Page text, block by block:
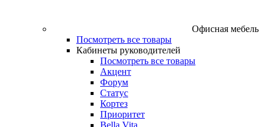
Офисная мебель
Посмотреть все товары
Кабинеты руководителей
Посмотреть все товары
Акцент
Форум
Статус
Кортез
Приоритет
Bella Vita